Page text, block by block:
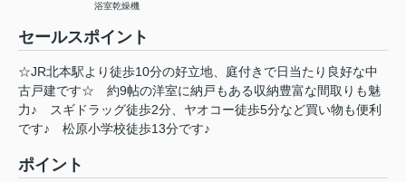
浴室乾燥機
セールスポイント
☆JR北本駅より徒歩10分の好立地、庭付きで日当たり良好な中
古戸建です☆ 約9帖の洋室に納戸もある収納豊富な間取りも魅
力♪ スギドラッグ徒歩2分、ヤオコー徒歩5分など買い物も便利
です♪ 松原小学校徒歩13分です♪
ポイント